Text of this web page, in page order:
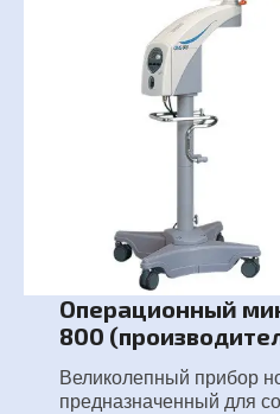
Операционный
800
Великолепный прибор
предназначенный для